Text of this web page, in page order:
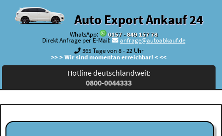
Auto Export Ankauf 24
WhatsApp:
0157 - 849 157 78
Direkt Anfrage per E-Mail:
anfrage@autoabkauf.de
365 Tage von 8 - 22 Uhr
>> > Wir sind momentan erreichbar! < <<
Hotline deutschlandweit:
0800-0044333